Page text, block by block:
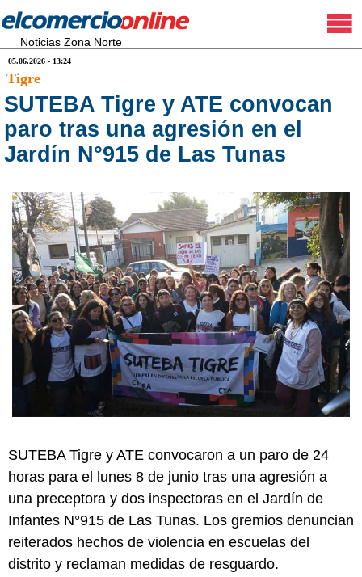
Noticias Zona Norte
05.06.2026 - 13:24
Tigre
SUTEBA Tigre y ATE convocan
paro tras una agresión en el
Jardín N°915 de Las Tunas
SUTEBA Tigre y ATE convocaron a un paro de 24
horas para el lunes 8 de junio tras una agresión a
una preceptora y dos inspectoras en el Jardín de
Infantes N°915 de Las Tunas. Los gremios denuncian
reiterados hechos de violencia en escuelas del
distrito y reclaman medidas de resguardo.